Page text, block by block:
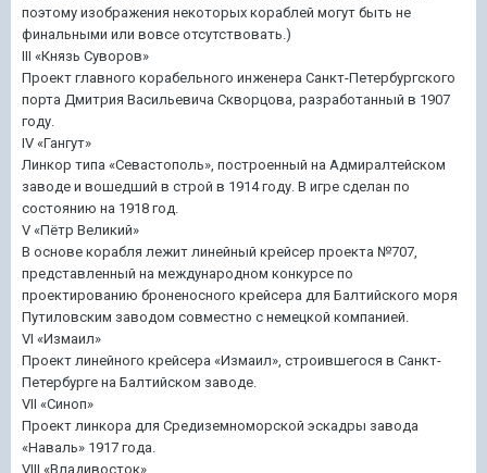
поэтому изображения некоторых кораблей могут быть не
финальными или вовсе отсутствовать.)
III «Князь Суворов»
Проект главного корабельного инженера Санкт-Петербургского
порта Дмитрия Васильевича Скворцова, разработанный в 1907
году.
IV «Гангут»
Линкор типа «Севастополь», построенный на Адмиралтейском
заводе и вошедший в строй в 1914 году. В игре сделан по
состоянию на 1918 год.
V «Пётр Великий»
В основе корабля лежит линейный крейсер проекта №707,
представленный на международном конкурсе по
проектированию броненосного крейсера для Балтийского моря
Путиловским заводом совместно с немецкой компанией.
VI «Измаил»
Проект линейного крейсера «Измаил», строившегося в Санкт-
Петербурге на Балтийском заводе.
VII «Синоп»
Проект линкора для Средиземноморской эскадры завода
«Наваль» 1917 года.
VIII «Владивосток»